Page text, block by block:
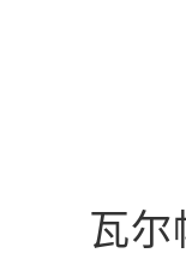
瓦尔